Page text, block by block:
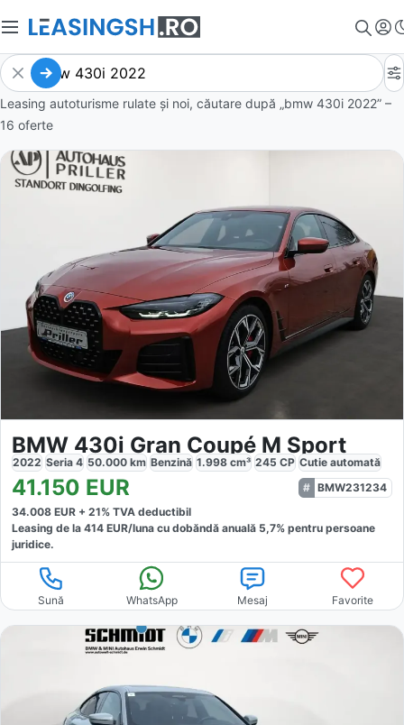
Leasing autoturisme rulate și noi, căutare după „bmw 430i 2022” –
16 oferte
BMW 430i Gran Coupé M Sport
2022 Seria 4 50.000 km Benzină 1.998 cm³ 245 CP Cutie automată
41.150 EUR
BMW231234
34.008 EUR + 21% TVA deductibil
Leasing de la 414 EUR/luna cu dobăndă anuală 5,7% pentru persoane
juridice.
Sună WhatsApp Mesaj Favorite